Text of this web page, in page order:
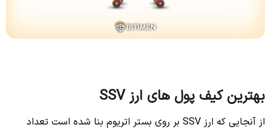
بهترین کیف پول‌ های ارز SSV
از آنجایی که ارز SSV بر روی بستر اتریوم بنا شده است تعداد